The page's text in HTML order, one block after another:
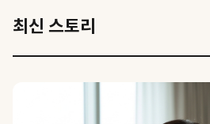
최신 스토리